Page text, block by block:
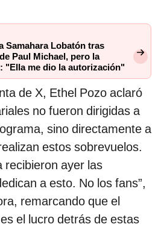
Samahara Lobatón tras
Paul Michael, pero la
"Ella me dio la autorización"
de X, Ethel Pozo aclaró
no fueron dirigidas a
sino directamente a
estos sobrevuelos.
recibieron ayer las
a esto. No los fans”,
remarcando que el
el lucro detrás de estas